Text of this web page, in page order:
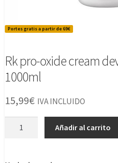
Portes gratis a partir de 69€
Rk pro-oxide cream
1000ml
15,99€ IVA INCLUIDO
Añadir al carrito